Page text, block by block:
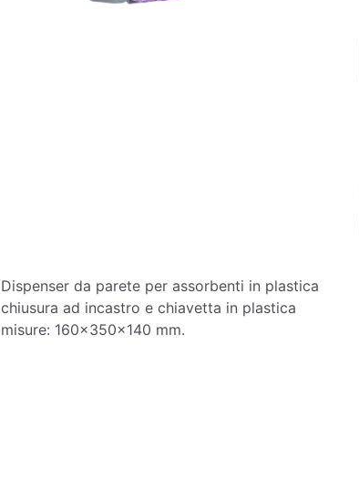
Dispenser da parete per assorbenti in plastica
chiusura ad incastro e chiavetta in plastica
misure: 160x350x140 mm.